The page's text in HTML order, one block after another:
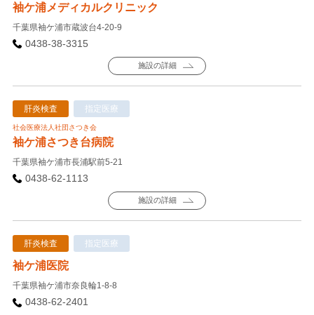
袖ケ浦メディカルクリニック
千葉県袖ケ浦市蔵波台4-20-9
0438-38-3315
施設の詳細
肝炎検査 指定医療
社会医療法人社団さつき会
袖ケ浦さつき台病院
千葉県袖ケ浦市長浦駅前5-21
0438-62-1113
施設の詳細
肝炎検査 指定医療
袖ケ浦医院
千葉県袖ケ浦市奈良輪1-8-8
0438-62-2401